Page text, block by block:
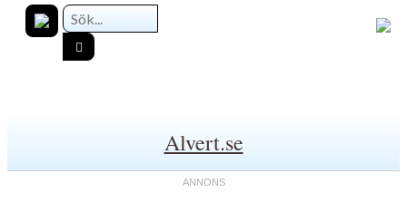
Alvert.se